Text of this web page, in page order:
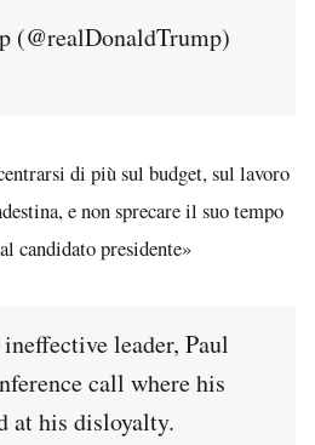
(@realDonaldTrump)
di più sul budget, sul lavoro
e non sprecare il suo tempo
candidato presidente»
leader, Paul
call where his
at his disloyalty.